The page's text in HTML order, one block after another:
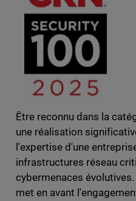
Être reconnu dans la
une réalisation
l'expertise d'une
infrastructures réseau
cybermenaces
met en avant